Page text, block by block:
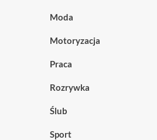
Moda
Motoryzacja
Praca
Rozrywka
Ślub
Sport